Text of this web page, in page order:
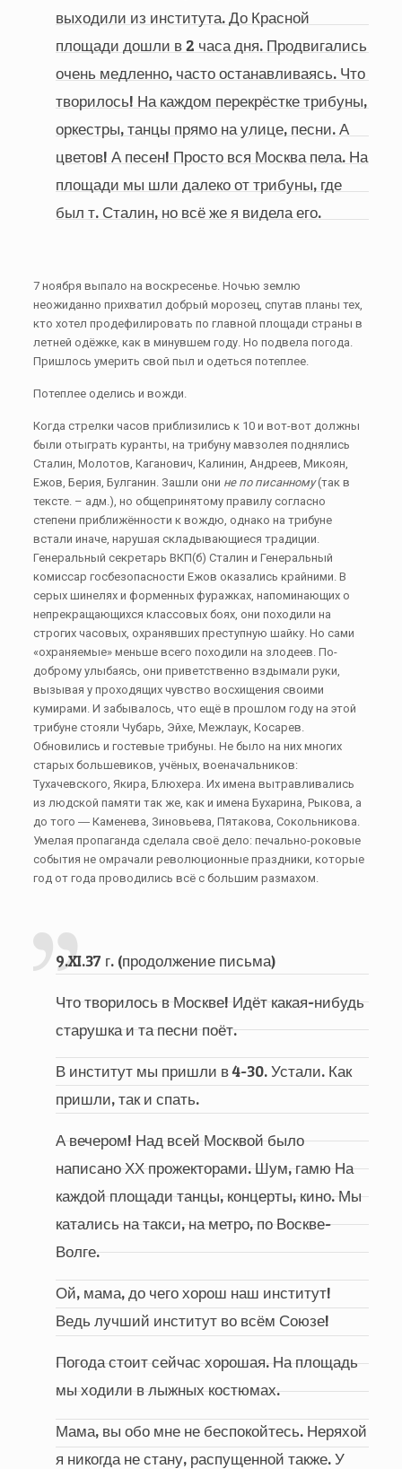
выходили из института. До Красной
площади дошли в 2 часа дня. Продвигались
очень медленно, часто останавливаясь. Что
творилось! На каждом перекрёстке трибуны,
оркестры, танцы прямо на улице, песни. А
цветов! А песен! Просто вся Москва пела. На
площади мы шли далеко от трибуны, где
был т. Сталин, но всё же я видела его.
7 ноября выпало на воскресенье. Ночью землю
неожиданно прихватил добрый морозец, спутав планы тех,
кто хотел продефилировать по главной площади страны в
летней одёжке, как в минувшем году. Но подвела погода.
Пришлось умерить свой пыл и одеться потеплее.
Потеплее оделись и вожди.
Когда стрелки часов приблизились к 10 и вот-вот должны
были отыграть куранты, на трибуну мавзолея поднялись
Сталин, Молотов, Каганович, Калинин, Андреев, Микоян,
Ежов, Берия, Булганин. Зашли они не по писанному(так в
тексте. – адм.), но общепринятому правилу согласно
степени приближённости к вождю, однако на трибуне
встали иначе, нарушая складывающиеся традиции.
Генеральный секретарь ВКП(б) Сталин и Генеральный
комиссар госбезопасности Ежов оказались крайними. В
серых шинелях и форменных фуражках, напоминающих о
непрекращающихся классовых боях, они походили на
строгих часовых, охранявших преступную шайку. Но сами
«охраняемые» меньше всего походили на злодеев. По-
доброму улыбаясь, они приветственно вздымали руки,
вызывая у проходящих чувство восхищения своими
кумирами. И забывалось, что ещё в прошлом году на этой
трибуне стояли Чубарь, Эйхе, Межлаук, Косарев.
Обновились и гостевые трибуны. Не было на них многих
старых большевиков, учёных, военачальников:
Тухачевского, Якира, Блюхера. Их имена вытравливались
из людской памяти так же, как и имена Бухарина, Рыкова, а
до того ― Каменева, Зиновьева, Пятакова, Сокольникова.
Умелая пропаганда сделала своё дело: печально-роковые
события не омрачали революционные праздники, которые
год от года проводились всё с большим размахом.
9.XI.37 г. (продолжение письма)
Что творилось в Москве! Идёт какая-нибудь
старушка и та песни поёт.
В институт мы пришли в 4-30. Устали. Как
пришли, так и спать.
А вечером! Над всей Москвой было
написано ХХ прожекторами. Шум, гамю На
каждой площади танцы, концерты, кино. Мы
катались на такси, на метро, по Воскве-
Волге.
Ой, мама, до чего хорош наш институт!
Ведь лучший институт во всём Союзе!
Погода стоит сейчас хорошая. На площадь
мы ходили в лыжных костюмах.
Мама, вы обо мне не беспокойтесь. Неряхой
я никогда не стану, распущенной также. У